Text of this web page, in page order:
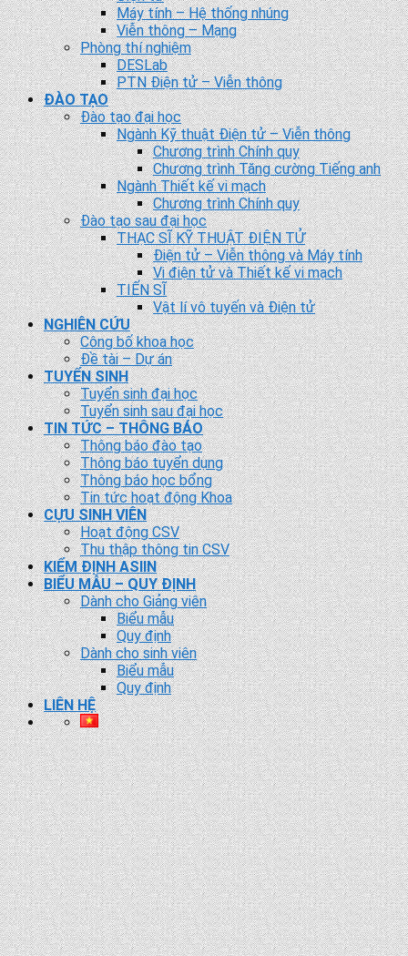
Máy tính – Hệ thống nhúng
Viễn thông – Mạng
Phòng thí nghiệm
DESLab
PTN Điện tử – Viễn thông
ĐÀO TẠO
Đào tạo đại học
Ngành Kỹ thuật Điện tử – Viễn thông
Chương trình Chính quy
Chương trình Tăng cường Tiếng anh
Ngành Thiết kế vi mạch
Chương trình Chính quy
Đào tạo sau đại học
THẠC SĨ KỸ THUẬT ĐIỆN TỬ
Điện tử – Viễn thông và Máy tính
Vi điện tử và Thiết kế vi mạch
TIẾN SĨ
Vật lí vô tuyến và Điện tử
NGHIÊN CỨU
Công bố khoa học
Đề tài – Dự án
TUYỂN SINH
Tuyển sinh đại học
Tuyển sinh sau đại học
TIN TỨC – THÔNG BÁO
Thông báo đào tạo
Thông báo tuyển dụng
Thông báo học bổng
Tin tức hoạt động Khoa
CỰU SINH VIÊN
Hoạt động CSV
Thu thập thông tin CSV
KIỂM ĐỊNH ASIIN
BIỂU MẪU – QUY ĐỊNH
Dành cho Giảng viên
Biểu mẫu
Quy định
Dành cho sinh viên
Biểu mẫu
Quy định
LIÊN HỆ